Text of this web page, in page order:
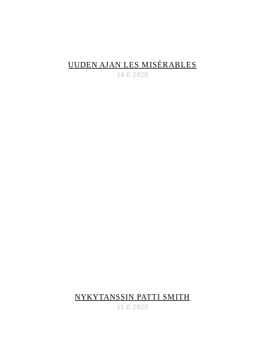
UUDEN AJAN LES MISÉRABLES
14.6.2020
NYKYTANSSIN PATTI SMITH
11.6.2020